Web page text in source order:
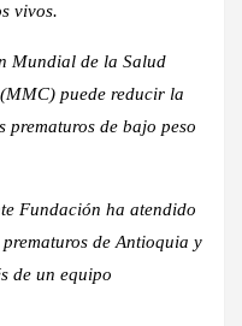
vivos.
Mundial de la Salud
puede reducir la
prematuros de bajo peso
Fundación ha atendido
de Antioquia y
de un equipo